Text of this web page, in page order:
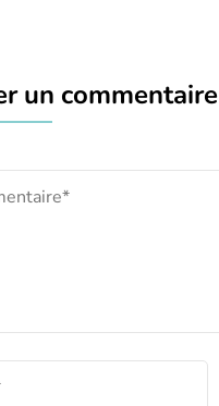
un commentaire